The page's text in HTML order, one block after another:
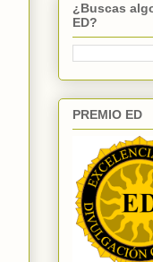
¿Buscas
ED?
PREMIO ED